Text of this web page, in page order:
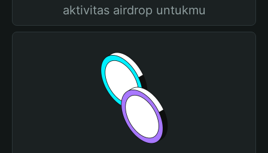
aktivitas airdrop untukmu